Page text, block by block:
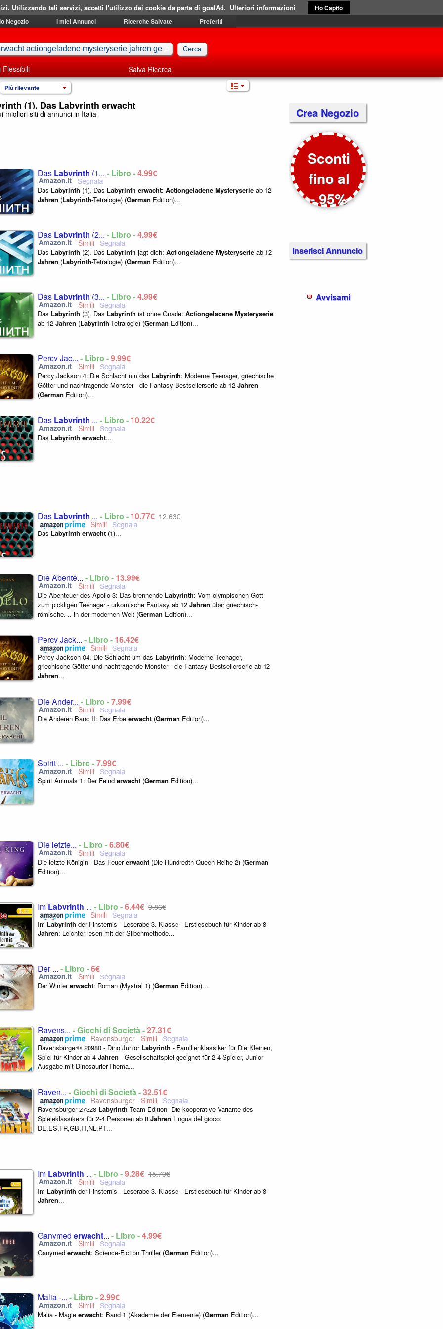
Negozio i miei Annunci Ricerche Salvate Preferiti
Flessibili Salva Ricerca
Più rilevante
(1). Das Labyrinth erwacht
migliori siti di annunci in Italia
Das Labyrinth (1... - Libro -4,99€
Das Labyrinth (1). Das Labyrinth erwacht: Actiongeladene Mysteryserie ab 12
Jahren (Labyrinth-Tetralogie) (German Edition)...
Das Labyrinth (2... - Libro -4,99€
Das Labyrinth (2). Das Labyrinth jagt dich: Actiongeladene Mysteryserie ab 12
Jahren (Labyrinth-Tetralogie) (German Edition)...
Das Labyrinth (3... - Libro -4,99€
Das Labyrinth (3). Das Labyrinth ist ohne Gnade: Actiongeladene Mysteryserie
ab 12 Jahren (Labyrinth-Tetralogie) (German Edition)...
Percy Jac... - Libro -9,99€
Percy Jackson 4: Die Schlacht um das Labyrinth: Moderne Teenager, griechische
Götter und nachtragende Monster - die Fantasy-Bestsellerserie ab 12 Jahren
(German Edition)...
Das Labyrinth ... - Libro - 10,22€
Das Labyrinth erwacht...
Das Labyrinth ... - Libro - 10,77€ 12,63€
Das Labyrinth erwacht (1)...
Die Abente... - Libro - 13,99€
Die Abenteuer des Apollo 3: Das brennende Labyrinth: Vom olympischen Gott
zum pickligen Teenager - urkomische Fantasy ab 12 Jahren über griechisch-
römische. .. in der modernen Welt (German Edition)...
Percy Jack... - Libro - 16,42€
Percy Jackson 04. Die Schlacht um das Labyrinth: Moderne Teenager,
griechische Götter und nachtragende Monster - die Fantasy-Bestsellerserie ab 12
Jahren...
Die Ander... - Libro -7,99€
Die Anderen Band II: Das Erbe erwacht (German Edition)...
Spirit ... - Libro -7,99€
Spirit Animals 1: Der Feind erwacht (German Edition)...
Die letzte... - Libro -6,80€
Die letzte Königin - Das Feuererwacht (Die Hundredth Queen Reihe 2) (German
Edition)...
Im Labyrinth ... - Libro -6,44€ 9,86€
Im Labyrinth der Finsternis - Leserabe 3. Klasse - Erstlesebuch für Kinder ab 8
Jahren: Leichter lesen mit der Silbenmethode...
Der ... - Libro -6€
Der Wintererwacht: Roman (Mystral 1) (German Edition)...
Ravens... - Giochi di Società -27,31€
Ravensburger
Ravensburger® 20980 - Dino Junior Labyrinth - Familienklassiker für Die Kleinen,
Spiel für Kinder ab 4 Jahren - Gesellschaftspiel geeignet für 2-4 Spieler, Junior-
Ausgabe mit Dinosaurier-Thema...
Raven... - Giochi di Società -32,51€
Ravensburger
Ravensburger 27328 Labyrinth Team Edition- Die kooperative Variante des
Spieleklassikers für 2-4 Personen ab 8 Jahren Lingua del gioco:
DE,ES,FR,GB,IT,NL,PT...
Im Labyrinth ... - Libro -9,28€ 15,79€
Im Labyrinth der Finsternis - Leserabe 3. Klasse - Erstlesebuch für Kinder ab 8
Jahren...
Ganymed erwacht... - Libro -4,99€
Ganymed erwacht: Science-Fiction Thriller (German Edition)...
Malia -... - Libro -2,99€
Malia - Magie erwacht: Band 1 (Akademie der Elemente) (German Edition)...
Crea Negozio
Sconti
fino al
- 95%
Inserisci Annuncio
Avvisami
Utilizzando tali servizi, accetti l'utilizzo dei cookie da parte di goalAd. Ulteriori informazioni Ho Capito